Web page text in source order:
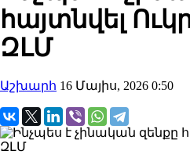
հայտնվել
ԶԼՄ
Աշխարհ 16 Մայիս, 2026 0:50